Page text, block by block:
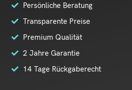
Persönliche Beratung
Transparente Preise
Premium Qualität
2 Jahre Garantie
14 Tage Rückgaberecht